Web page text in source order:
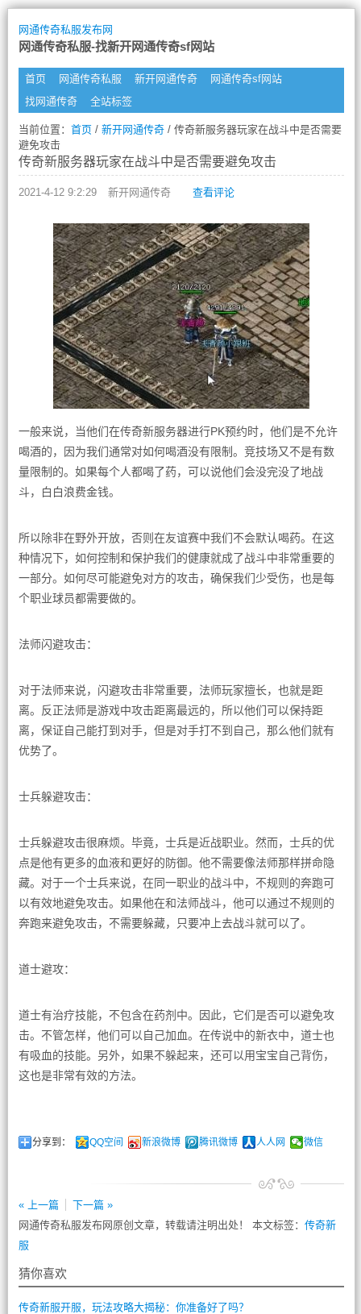
网通传奇私服发布网
网通传奇私服-找新开网通传奇sf网站
首页 网通传奇私服 新开网通传奇
网通传奇sf网站
找网通传奇
全站标签
当前位置： 首页/ 新开网通传奇/ 传奇新服务器玩家在战斗中是否需要
避免攻击
传奇新服务器玩家在战斗中是否需要避免攻击
2021-4-12 9:2:29 新开网通传奇 查看评论
一般来说，当他们在传奇新服务器进行PK预约时，他们是不允许
喝酒的，因为我们通常对如何喝酒没有限制。竞技场又不是有数
量限制的。如果每个人都喝了药，可以说他们会没完没了地战
斗，白白浪费金钱。
所以除非在野外开放，否则在友谊赛中我们不会默认喝药。在这
种情况下，如何控制和保护我们的健康就成了战斗中非常重要的
一部分。如何尽可能避免对方的攻击，确保我们少受伤，也是每
个职业球员都需要做的。
法师闪避攻击：
对于法师来说，闪避攻击非常重要，法师玩家擅长，也就是距
离。反正法师是游戏中攻击距离最远的，所以他们可以保持距
离，保证自己能打到对手，但是对手打不到自己，那么他们就有
优势了。
士兵躲避攻击：
士兵躲避攻击很麻烦。毕竟，士兵是近战职业。然而，士兵的优
点是他有更多的血液和更好的防御。他不需要像法师那样拼命隐
藏。对于一个士兵来说，在同一职业的战斗中，不规则的奔跑可
以有效地避免攻击。如果他在和法师战斗，他可以通过不规则的
奔跑来避免攻击，不需要躲藏，只要冲上去战斗就可以了。
道士避攻：
道士有治疗技能，不包含在药剂中。因此，它们是否可以避免攻
击。不管怎样，他们可以自己加血。在传说中的新衣中，道士也
有吸血的技能。另外，如果不躲起来，还可以用宝宝自己背伤，
这也是非常有效的方法。
分享到： QQ空间 新浪微博 腾讯微博 人人网 微信
« 上一篇
下一篇 »
网通传奇私服发布网原创文章，转载请注明出处！ 本文标签： 传奇新
服
猜你喜欢
传奇新服开服，玩法攻略大揭秘：你准备好了吗？